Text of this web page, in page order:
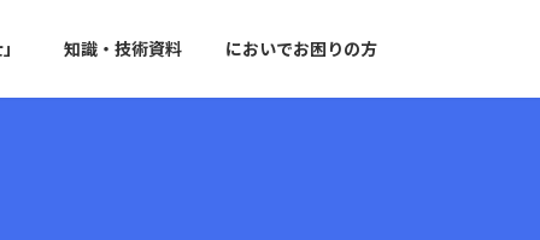
知識・技術資料 においでお困りの方